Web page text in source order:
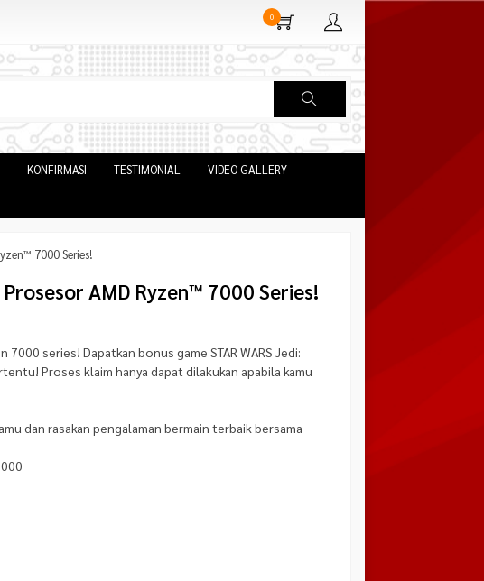
0
KONFIRMASI TESTIMONIAL VIDEO GALLERY
7000 Series!
AMD Ryzen™ 7000 Series!
series! Dapatkan bonus game STAR WARS Jedi:
Proses klaim hanya dapat dilakukan apabila kamu
dan rasakan pengalaman bermain terbaik bersama